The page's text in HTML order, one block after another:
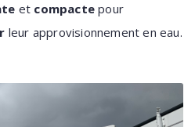
et compacte pour
leur approvisionnement en eau.